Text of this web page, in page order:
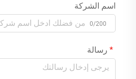
اسم الشركة
0/200
رسالة